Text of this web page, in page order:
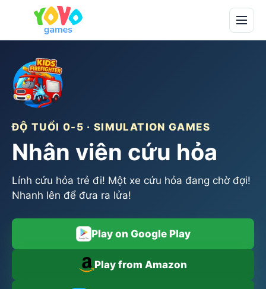
ĐỘ TUỔI 0-5 · SIMULATION GAMES
Nhân viên cứu hỏa
Lính cứu hỏa trẻ đi! Một xe cứu hỏa đang chờ đợi!
Nhanh lên để đưa ra lửa!
Play on Google Play
Play from Amazon